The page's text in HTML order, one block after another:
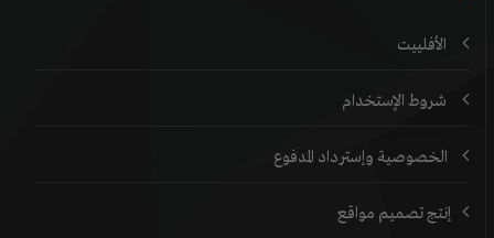
الأفلييت
شروط الإستخدام
الخصوصية وإسترداد المدفوع
إنتج تصميم مواقع